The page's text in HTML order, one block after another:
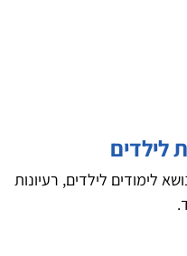
לילדים
לימודים לילדים, רעיונות